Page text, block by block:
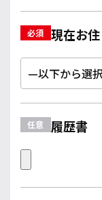
現在お
履歴書